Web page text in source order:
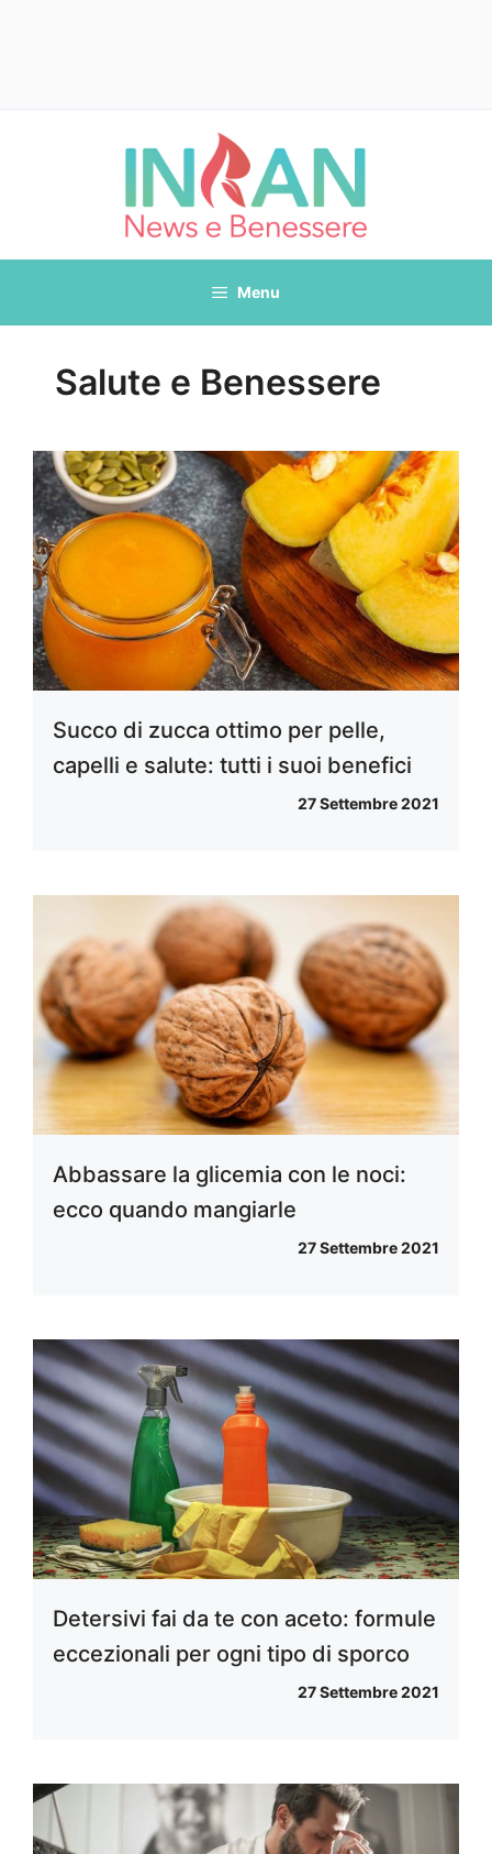
Menu
Salute e Benessere
Succo di zucca ottimo per pelle,
capelli e salute: tutti i suoi benefici
27 Settembre 2021
Abbassare la glicemia con le noci:
ecco quando mangiarle
27 Settembre 2021
Detersivi fai da te con aceto: formule
eccezionali per ogni tipo di sporco
27 Settembre 2021